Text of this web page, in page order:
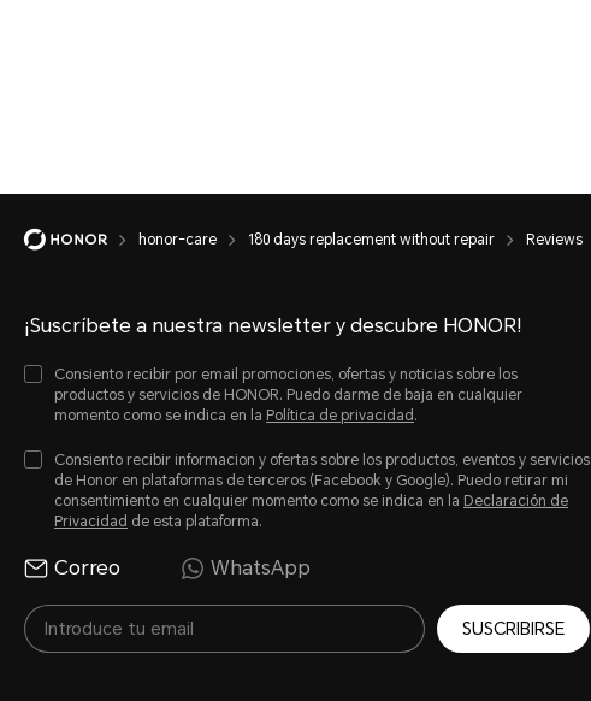
honor-care 180 days replacement without repair Reviews
¡Suscríbete a nuestra newsletter y descubre HONOR!
Consiento recibir por email promociones, ofertas y noticias sobre los
productos y servicios de HONOR. Puedo darme de baja en cualquier
momento como se indica en la Política de privacidad .
Consiento recibir informacion y ofertas sobre los productos, eventos y servicios
de Honor en plataformas de terceros (Facebook y Google). Puedo retirar mi
consentimiento en cualquier momento como se indica en la Declaración de
Privacidad de esta plataforma.
Correo WhatsApp
SUSCRIBIRSE